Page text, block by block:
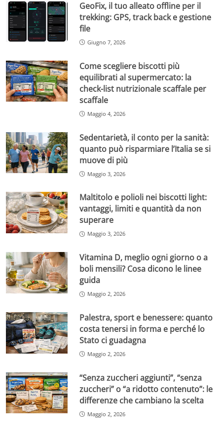
GeoFix, il tuo alleato offline per il
trekking: GPS, track back e gestione
file
Giugno 7, 2026
Come scegliere biscotti più
equilibrati al supermercato: la
check-list nutrizionale scaffale per
scaffale
Maggio 4, 2026
Sedentarietà, il conto per la sanità:
quanto può risparmiare l’Italia se si
muove di più
Maggio 3, 2026
Maltitolo e polioli nei biscotti light:
vantaggi, limiti e quantità da non
superare
Maggio 3, 2026
Vitamina D, meglio ogni giorno o a
boli mensili? Cosa dicono le linee
guida
Maggio 2, 2026
Palestra, sport e benessere: quanto
costa tenersi in forma e perché lo
Stato ci guadagna
Maggio 2, 2026
“Senza zuccheri aggiunti”, “senza
zuccheri” o “a ridotto contenuto”: le
differenze che cambiano la scelta
Maggio 2, 2026